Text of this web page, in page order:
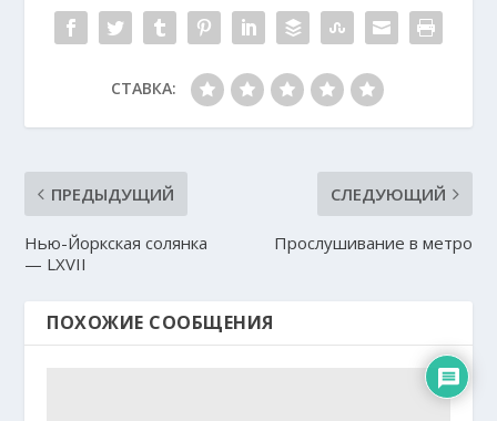
СТАВКА:
ПРЕДЫДУЩИЙ
Нью-Йоркская солянка
— LXVII
СЛЕДУЮЩИЙ
Прослушивание в метро
ПОХОЖИЕ СООБЩЕНИЯ